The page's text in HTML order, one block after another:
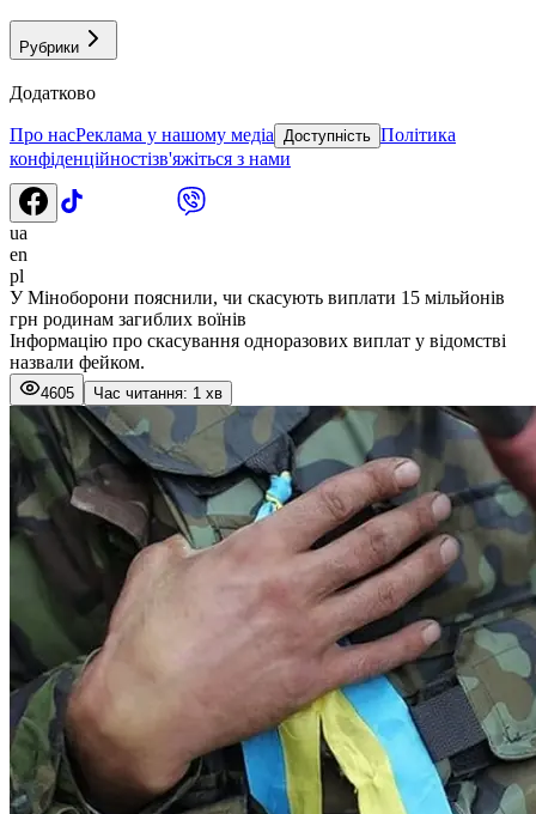
Рубрики
Додатково
Про насРеклама у нашому медіа Доступність Політика
конфіденційностізв'яжіться з нами
ua
en
pl
У Міноборони пояснили, чи скасують виплати 15 мільйонів
грн родинам загиблих воїнів
Інформацію про скасування одноразових виплат у відомстві
назвали фейком.
4605 Час читання: 1 хв